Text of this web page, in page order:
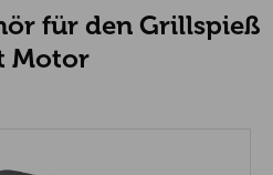
für den Grillspieß
Motor